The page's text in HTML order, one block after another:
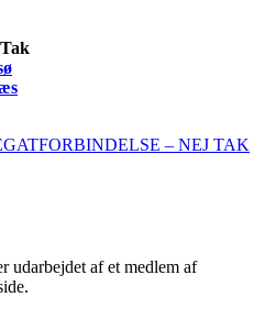
– NEJ TAK
udarbejdet af et medlem af